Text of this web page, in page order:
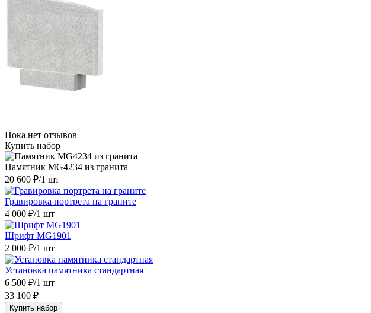
Пока нет отзывов
Купить набор
Памятник MG4234 из гранита
20 600 ₽/1 шт
Гравировка портрета на граните
4 000 ₽/1 шт
Шрифт MG1901
2 000 ₽/1 шт
Установка памятника стандартная
6 500 ₽/1 шт
33 100 ₽
Купить набор